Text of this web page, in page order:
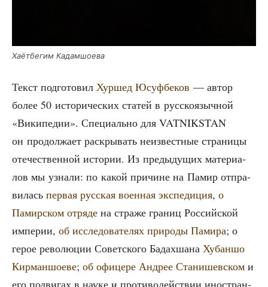
Хаёт­бе­гим Кадамшоева
Текст под­го­то­вил Хур­шед Юсуф­бе­ков — автор
более 50 исто­ри­че­ских ста­тей в рус­ско­языч­ной
«Вики­пе­дии». Спе­ци­аль­но для VATNIKSTAN
он про­дол­жа­ет рас­кры­вать неиз­вест­ные стра­ни­цы
оте­че­ствен­ной исто­рии. Из преды­ду­щих мате­ри­а­
лов мы узна­ли: по какой при­чине на Памир отпра­
ви­лась пер­вая рус­ская воен­ная экс­пе­ди­ция, о
Памир­ском отря­де на стра­же гра­ниц Рос­сий­ской
импе­рии, об иссле­до­ва­те­лях при­ро­ды Пами­ра; о
герое рево­лю­ции Совет­ско­го Бадах­ша­на Хубан­шо
Кир­ман­шо­е­ве; об офи­це­ре Андрее Ста­ни­шев­ском и
его подви­гах в нау­ке и про­ти­во­дей­ствии ино­стран­